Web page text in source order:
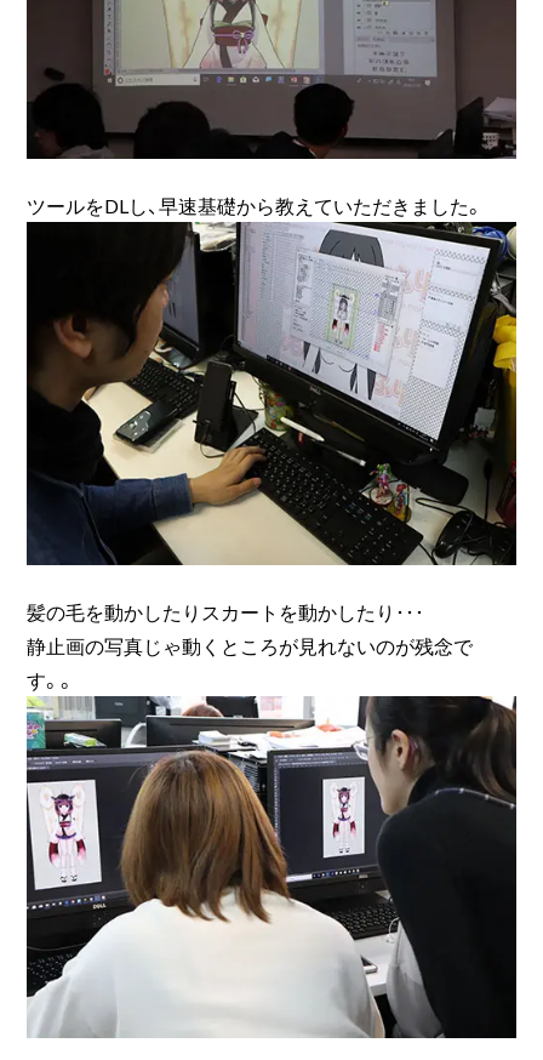
ツールをDLし、早速基礎から教えていただきました。
髪の毛を動かしたりスカートを動かしたり･･･
静止画の写真じゃ動くところが見れないのが残念で
す。。